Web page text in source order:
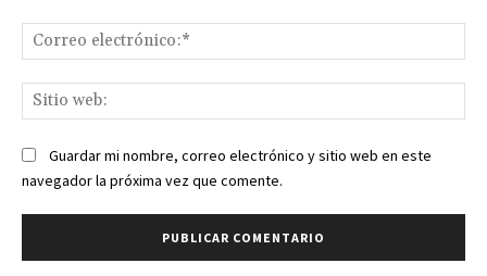
Guardar mi nombre, correo electrónico y sitio web en este
navegador la próxima vez que comente.